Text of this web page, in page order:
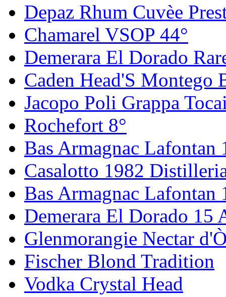
Depaz Rhum Cuvèe
Chamarel VSOP 44°
Demerara El Dorado
Caden Head'S Montego
Jacopo Poli Grappa
Rochefort 8°
Bas Armagnac Lafontan
Casalotto 1982
Bas Armagnac Lafontan
Demerara El Dorado 15
Glenmorangie Nectar
Fischer Blond Tradition
Vodka Crystal Head